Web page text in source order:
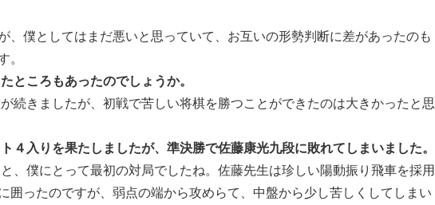
、僕としてはまだ悪いと思っていて、お互いの形勢判断に差があったのも
。
ころもあったのでしょうか。
続きましたが、初戦で苦しい将棋を勝つことができたのは大きかったと思
入りを果たしましたが、準決勝で佐藤康光九段に敗れてしまいました。
、僕にとって最初の対局でしたね。佐藤先生は珍しい陽動振り飛車を採用
囲ったのですが、弱点の端から攻めらて、中盤から少し苦しくしてしまい